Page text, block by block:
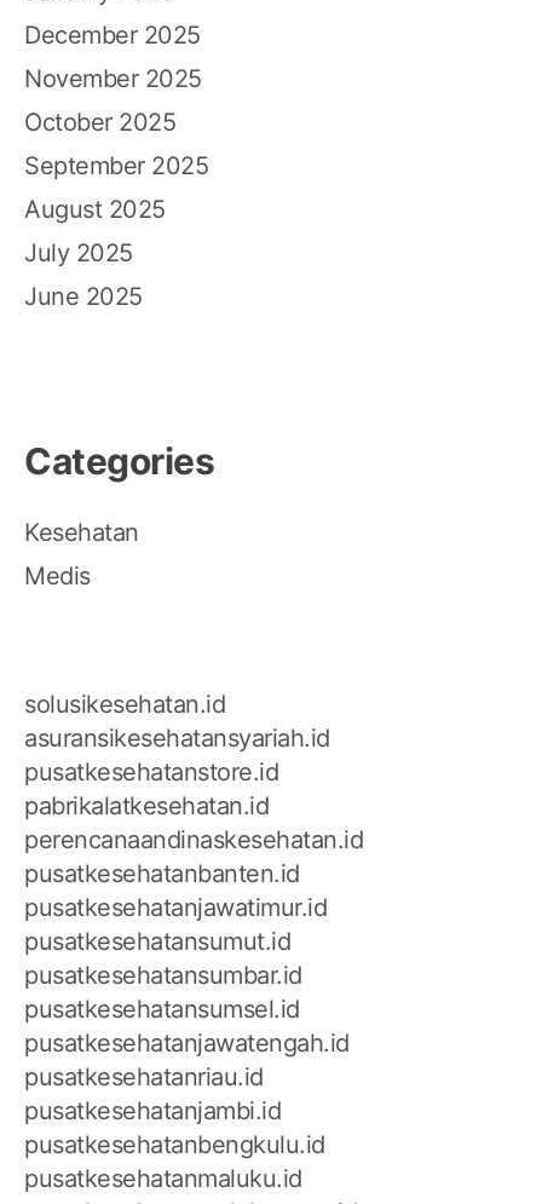
December 2025
November 2025
October 2025
September 2025
August 2025
July 2025
June 2025
Categories
Kesehatan
Medis
solusikesehatan.id
asuransikesehatansyariah.id
pusatkesehatanstore.id
pabrikalatkesehatan.id
perencanaandinaskesehatan.id
pusatkesehatanbanten.id
pusatkesehatanjawatimur.id
pusatkesehatansumut.id
pusatkesehatansumbar.id
pusatkesehatansumsel.id
pusatkesehatanjawatengah.id
pusatkesehatanriau.id
pusatkesehatanjambi.id
pusatkesehatanbengkulu.id
pusatkesehatanmaluku.id